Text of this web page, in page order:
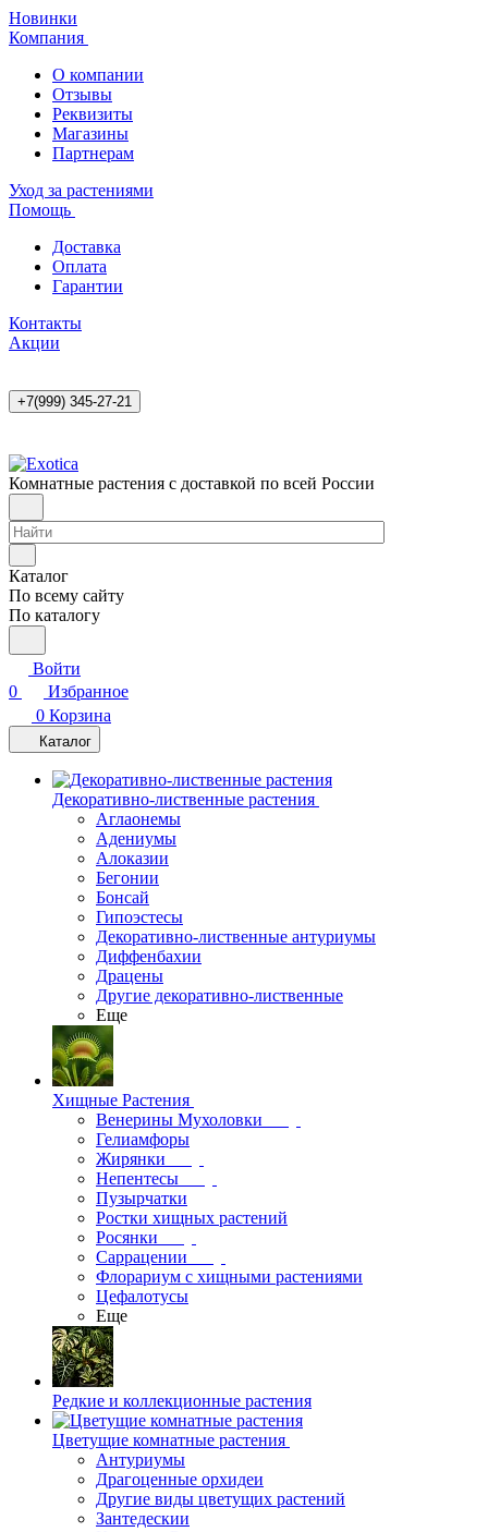
Новинки
Компания
О компании
Отзывы
Реквизиты
Магазины
Партнерам
Уход за растениями
Помощь
Доставка
Оплата
Гарантии
Контакты
Акции
+7(999) 345-27-21
Комнатные растения с доставкой по всей России
Каталог
По всему сайту
По каталогу
Войти
0
Избранное
0 Корзина
Каталог
Декоративно-лиственные растения
Аглаонемы
Адениумы
Алоказии
Бегонии
Бонсай
Гипоэстесы
Декоративно-лиственные антуриумы
Диффенбахии
Драцены
Другие декоративно-лиственные
Еще
Хищные Растения
Венерины Мухоловки
Гелиамфоры
Жирянки
Непентесы
Пузырчатки
Ростки хищных растений
Росянки
Саррацении
Флорариум с хищными растениями
Цефалотусы
Еще
Редкие и коллекционные растения
Цветущие комнатные растения
Антуриумы
Драгоценные орхидеи
Другие виды цветущих растений
Зантедескии